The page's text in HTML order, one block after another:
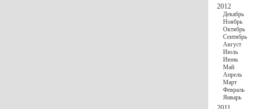
2012
Декабрь
Ноябрь
Октябрь
Сентябрь
Август
Июль
Июнь
Май
Апрель
Март
Февраль
Январь